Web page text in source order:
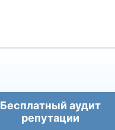
Бесплатный аудит
репутации